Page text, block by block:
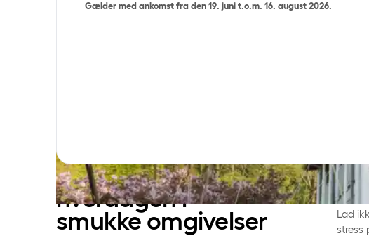
Gælder med ankomst fra den 19. juni t.o.m. 16. august 2026.
Nyd et afbræk fra
hverdagen i
smukke omgivelser
Bliv
Lad
stress